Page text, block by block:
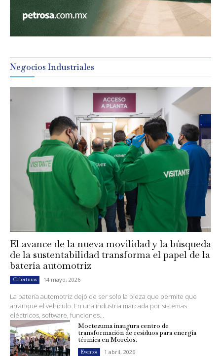
Negocios Industriales
El avance de la nueva movilidad y la búsqueda
de la sustentabilidad transforma el papel de la
batería automotriz
Coberturas 14 mayo, 2026
La batería automotriz dejó de ser solo la pieza que permite que
arranque el vehículo. En una industria marcada por sistemas
eléctricos, software, funciones...
Moctezuma inaugura centro de
transformación de residuos para energía
térmica en Morelos.
Eventos 1 abril, 2026